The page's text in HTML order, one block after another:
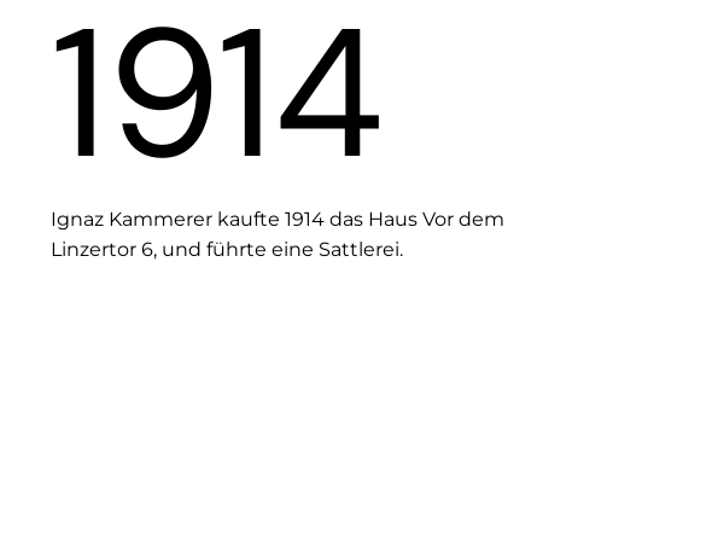
1914
Ignaz Kammerer kaufte 1914 das Haus Vor dem
Linzertor 6, und führte eine Sattlerei.